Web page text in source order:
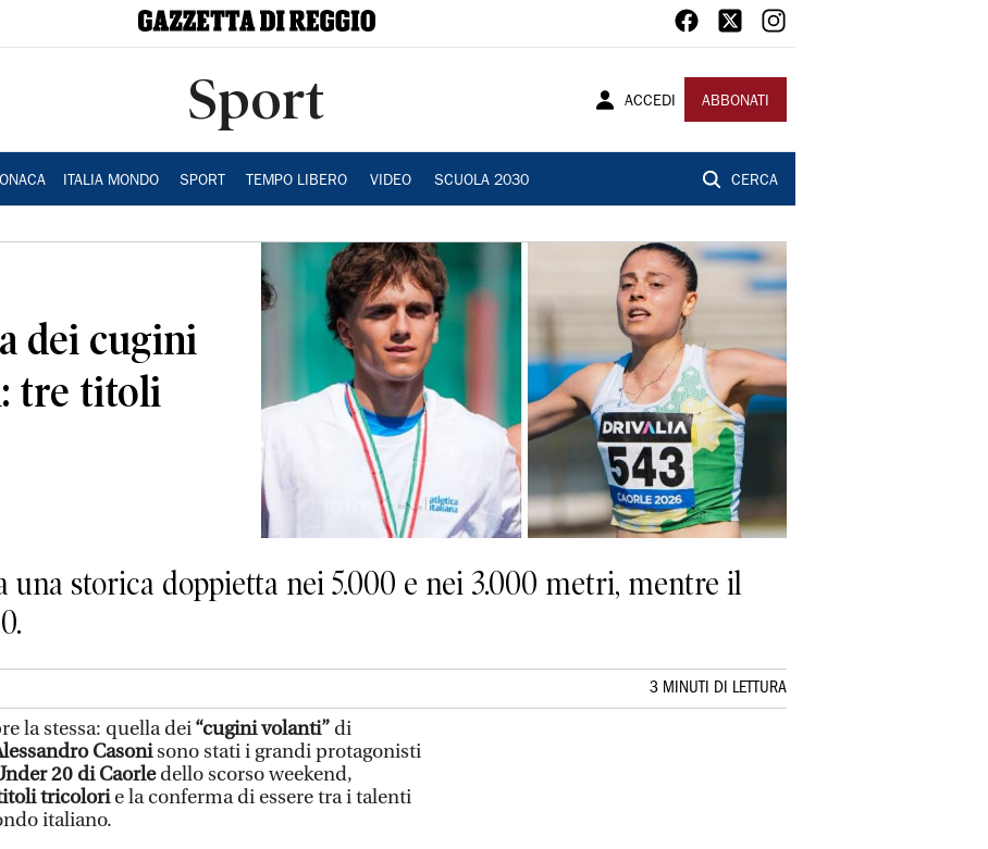
Sport ACCEDI ABBONATI
ITALIA MONDO SPORT TEMPO LIBERO VIDEO SCUOLA 2030 CERCA
dei cugini
tre titoli
una storica doppietta nei 5.000 e nei 3.000 metri, mentre il
3 MINUTI DI LETTURA
la stessa: quella dei“cugini volanti” di
Casonisono stati i grandi protagonisti
20 di Caorle dello scorso weekend,
tricolorie la conferma di essere tra i talenti
italiano.